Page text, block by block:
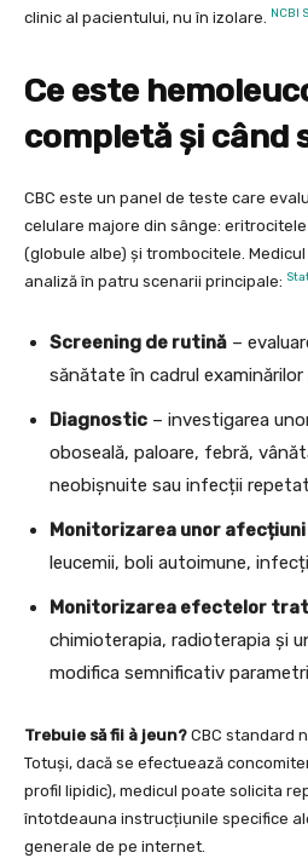
clinic al pacientului, nu în izolare.
NCBI
Ce este
completă și când
CBC este un panel de teste care
celulare majore din sânge:
(globule albe) și trombocitele.
analiză în patru scenarii principale:
Screening de rutină –
sănătate în cadrul examinărilor
Diagnostic – investigarea
oboseală, paloare, febră,
neobișnuite sau infecții
Monitorizarea unor
leucemii, boli autoimune,
Monitorizarea efectelor
chimioterapia, radioterapia și
modifica semnificativ
Trebuie să fii à jeun? CBC standard
Totuși, dacă se efectuează
profil lipidic), medicul poate solicita
întotdeauna instrucțiunile specifice
generale de pe internet.